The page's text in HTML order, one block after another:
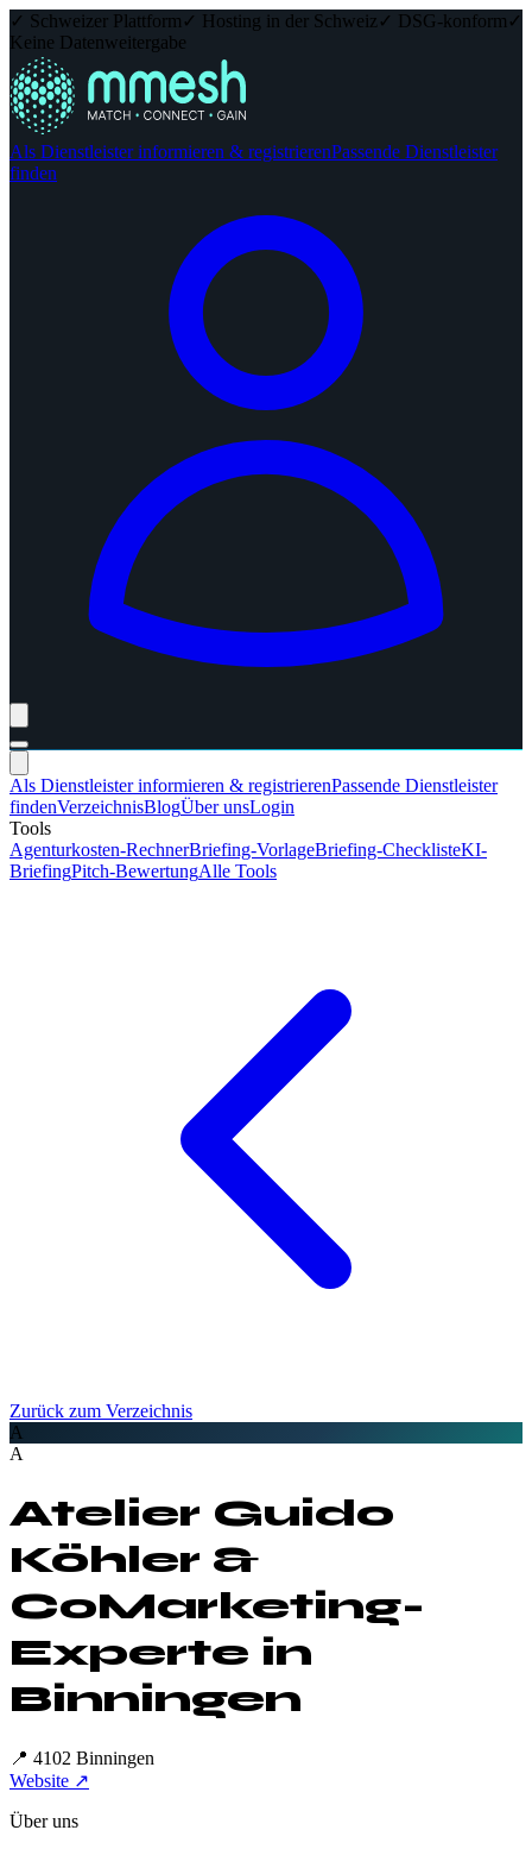
✓ Schweizer Plattform ✓ Hosting in der Schweiz ✓ DSG-konform ✓
Keine Datenweitergabe
Als Dienstleister informieren & registrierenPassende Dienstleister
finden
Als Dienstleister informieren & registrierenPassende Dienstleister
findenVerzeichnisBlogÜber unsLogin
Tools
Agenturkosten-RechnerBriefing-VorlageBriefing-ChecklisteKI-
BriefingPitch-BewertungAlle Tools
Zurück zum Verzeichnis
A
A
Atelier Guido
Köhler &
CoMarketing-
Experte in
Binningen
📍 4102 Binningen
Website ↗
Über uns